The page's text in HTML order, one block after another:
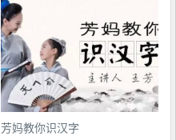
芳妈教你识汉字